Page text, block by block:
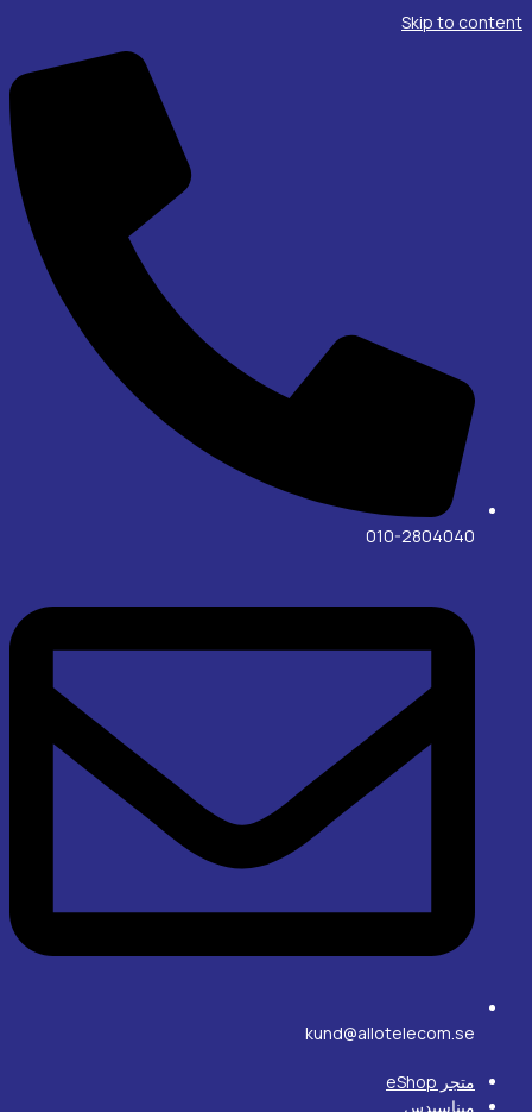
Skip to content
010-2804040
kund@allotelecom.se
متجر eShop
ميناسيدس